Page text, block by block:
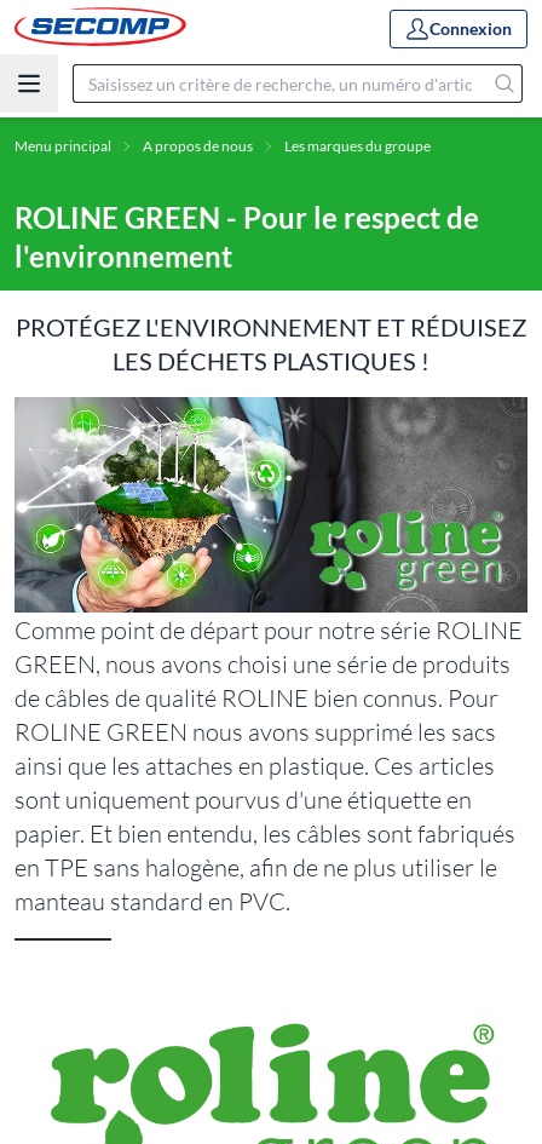
Connexion
Menu principal A propos de nous Les marques du groupe
ROLINE GREEN - Pour le respect de
l'environnement
PROTÉGEZ L'ENVIRONNEMENT ET RÉDUISEZ
LES DÉCHETS PLASTIQUES !
Comme point de départ pour notre série ROLINE
GREEN, nous avons choisi une série de produits
de câbles de qualité ROLINE bien connus. Pour
ROLINE GREEN nous avons supprimé les sacs
ainsi que les attaches en plastique. Ces articles
sont uniquement pourvus d'une étiquette en
papier. Et bien entendu, les câbles sont fabriqués
en TPE sans halogène, afin de ne plus utiliser le
manteau standard en PVC.